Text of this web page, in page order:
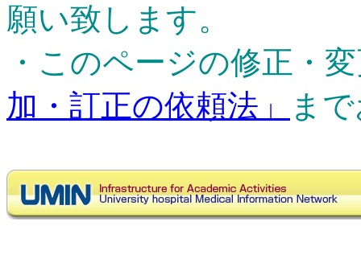
願い致します。
・このページの修正・
加・訂正の依頼法」
ま